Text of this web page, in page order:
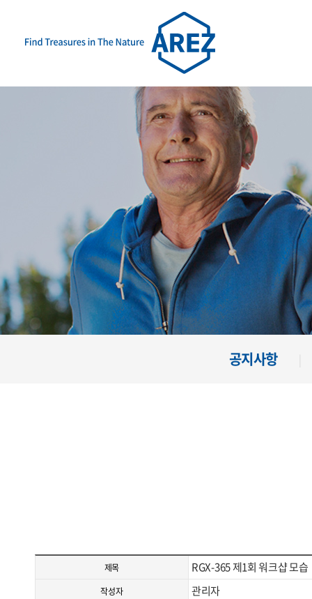
공지사항
제목 RGX-365 제1회 워크샵 모습
작성자 관리자